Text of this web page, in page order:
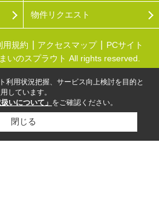
物件リクエスト
用規約 アクセスマップ
PCサイト
いのスプラウト All rights reserved.
利用状況把握、サービス向上検討を目的と
しています。
いについて」 をご確認ください。
閉じる